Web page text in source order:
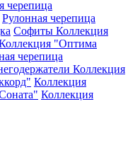
черепица
Рулонная черепица
Софиты Коллекция
"Оптима
черепица
Коллекция
Коллекция
Коллекция